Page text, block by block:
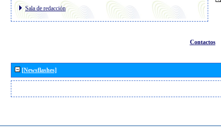
Sala de redacción
Contactos
[Newsflashes]